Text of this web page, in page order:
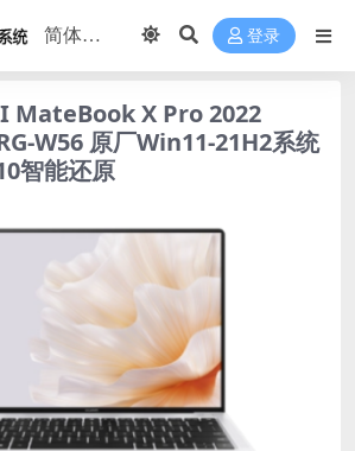
登录
MateBook X Pro 2022
W56 原厂Win11-21H2系统
智能还原